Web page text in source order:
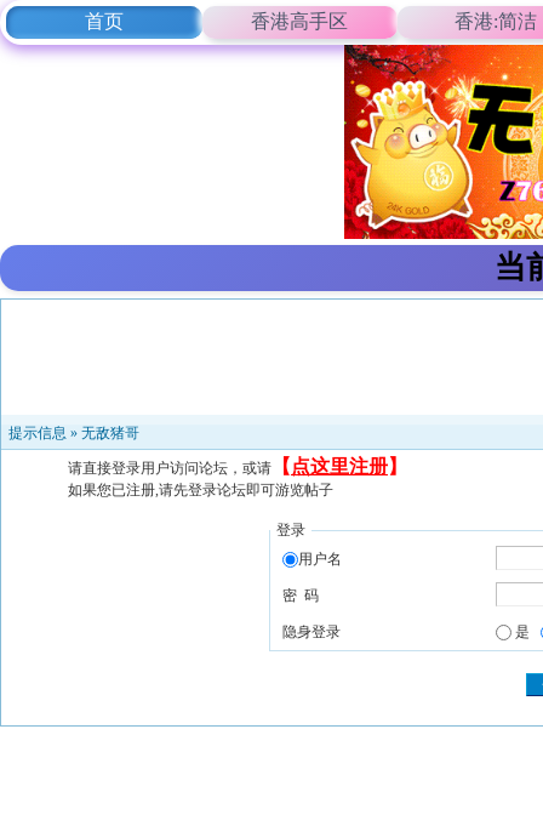
首页 香港高手区 香港:简洁
当
提示信息 » 无敌猪哥
请直接登录用户访问论坛，或请 【 点这里注册】
如果您已注册,请先登录论坛即可游览帖子
登录
用户名
密 码
隐身登录 是